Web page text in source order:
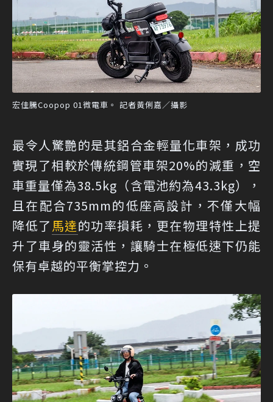
宏佳騰Coopop 01微電車。 記者黃俐嘉／攝影
最令人驚艷的是其鋁合金輕量化車架，成功
實現了相較於傳統鋼管車架20%的減重，空
車重量僅為38.5kg（含電池約為43.3kg），
且在配合735mm的低座高設計，不僅大幅
降低了 馬達的功率損耗，更在物理特性上提
升了車身的靈活性，讓騎士在極低速下仍能
保有卓越的平衡掌控力。